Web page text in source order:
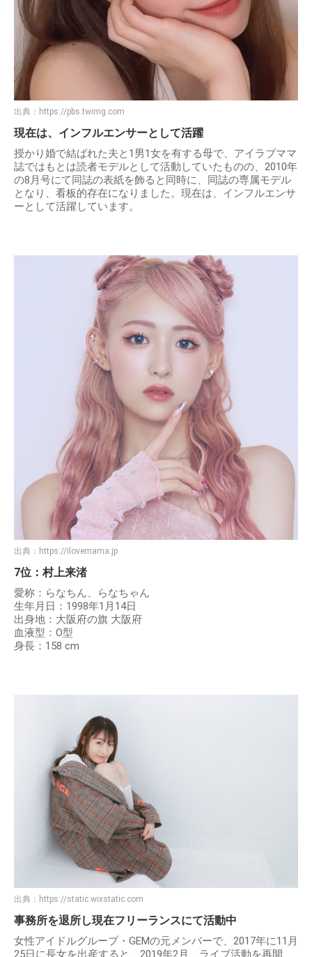
出典： https://pbs.twimg.com
現在は、インフルエンサーとして活躍
授かり婚で結ばれた夫と1男1女を有する母で、アイラブママ
誌ではもとは読者モデルとして活動していたものの、2010年
の8月号にて同誌の表紙を飾ると同時に、同誌の専属モデル
となり、看板的存在になりました。現在は、インフルエンサ
ーとして活躍しています。
出典： https://ilovemama.jp
7位：村上来渚
愛称：らなちん、らなちゃん
生年月日：1998年1月14日
出身地：大阪府の旗 大阪府
血液型：O型
身長：158 cm
出典： https://static.wixstatic.com
事務所を退所し現在フリーランスにて活動中
女性アイドルグループ・GEMの元メンバーで、2017年に11月
25日に長女を出産すると、2019年2月、ライブ活動を再開